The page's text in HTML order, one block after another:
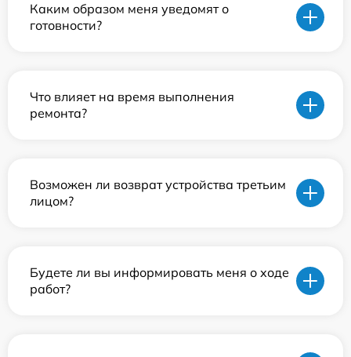
Каким образом меня уведомят о
готовности?
Что влияет на время выполнения
ремонта?
Возможен ли возврат устройства третьим
лицом?
Будете ли вы информировать меня о ходе
работ?